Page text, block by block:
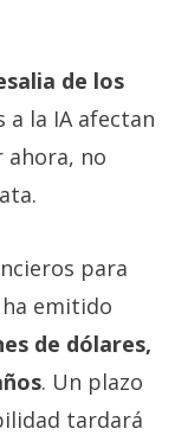
de los
a la IA afectan
ahora, no
para
emitido
de dólares,
. Un plazo
tardará